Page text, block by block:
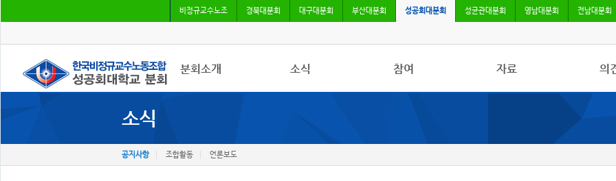
비정규교수노조 경북대분회 대구대분회 부산대분회 성공회대분회 성균관대분회 영남대분회 전남대분회
분회소개
조합원가입
소식 참여 자료 의
소식
공지사항 조합활동 언론보도